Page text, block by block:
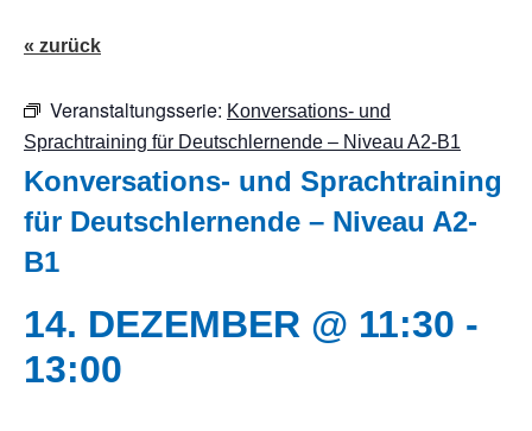
« zurück
Veranstaltungsserie: Konversations- und
Sprachtraining für Deutschlernende – Niveau A2-B1
Konversations- und Sprachtraining
für Deutschlernende – Niveau A2-
B1
14. DEZEMBER @ 11:30 -
13:00